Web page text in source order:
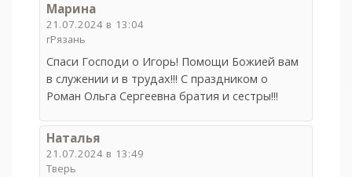
Марина
21.07.2024 в 13:04
гРязань
Спаси Господи о Игорь! Помощи Божией вам
в служении и в трудах!!! С праздником о
Роман Ольга Сергеевна братия и сестры!!!
Наталья
21.07.2024 в 13:49
Тверь